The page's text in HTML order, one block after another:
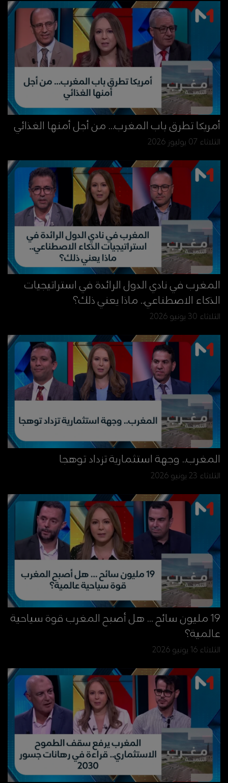
أمريكا تطرق باب المغرب... من أجل أمنها الغذائي
الثلاثاء 07 يوليوز 2026
المغرب في نادي الدول الرائدة في استراتيجيات
الذكاء الاصطناعي.. ماذا يعني ذلك؟
الثلاثاء 30 يونيو 2026
المغرب.. وجهة استثمارية تزداد توهجا
الثلاثاء 23 يونيو 2026
19 مليون سائح … هل أصبح المغرب قوة سياحية
عالمية؟
الثلاثاء 16 يونيو 2026